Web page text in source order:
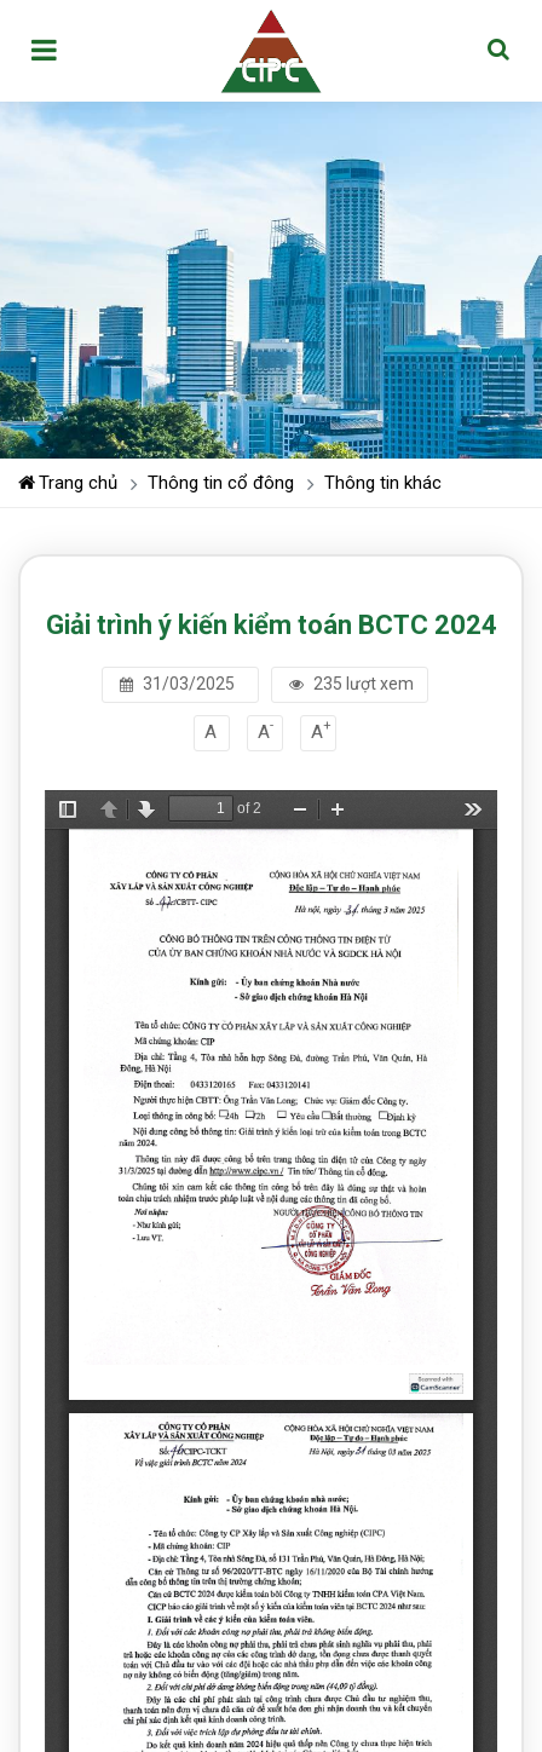
Trang chủ Thông tin cổ đông Thông tin khác
Giải trình ý kiến kiểm toán BCTC 2024
31/03/2025 235 lượt xem
A A- A+